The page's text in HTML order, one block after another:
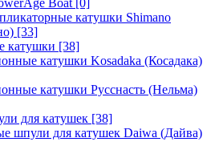
Boat [0]
катушки Shimano
[33]
катушки [38]
катушки Kosadaka (Косадака)
катушки Русснасть (Нельма)
для катушек [38]
шпули для катушек Daiwa (Дайва)